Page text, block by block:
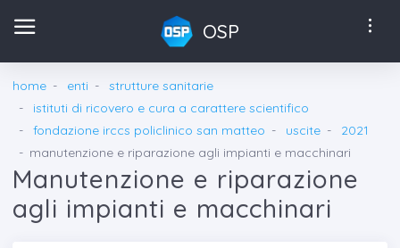
OSP
home enti
strutture sanitarie
istituti di ricovero e cura a carattere scientifico
fondazione irccs policlinico san matteo
uscite
2021
manutenzione e riparazione agli impianti e macchinari
Manutenzione e riparazione
agli impianti e macchinari